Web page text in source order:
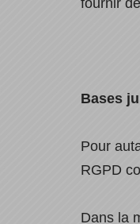
fournir
Bases
Pour
RGPD
Dans la